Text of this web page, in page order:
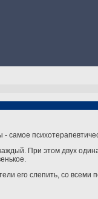
самое
При этом двух
его слепить, со всеми